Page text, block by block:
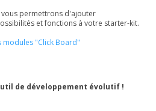
permettrons d'ajouter
et fonctions à votre starter-kit.
modules "Click Board"
de développement évolutif !